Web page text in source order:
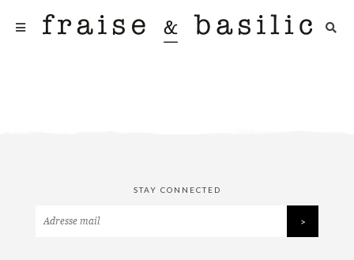
STAY CONNECTED